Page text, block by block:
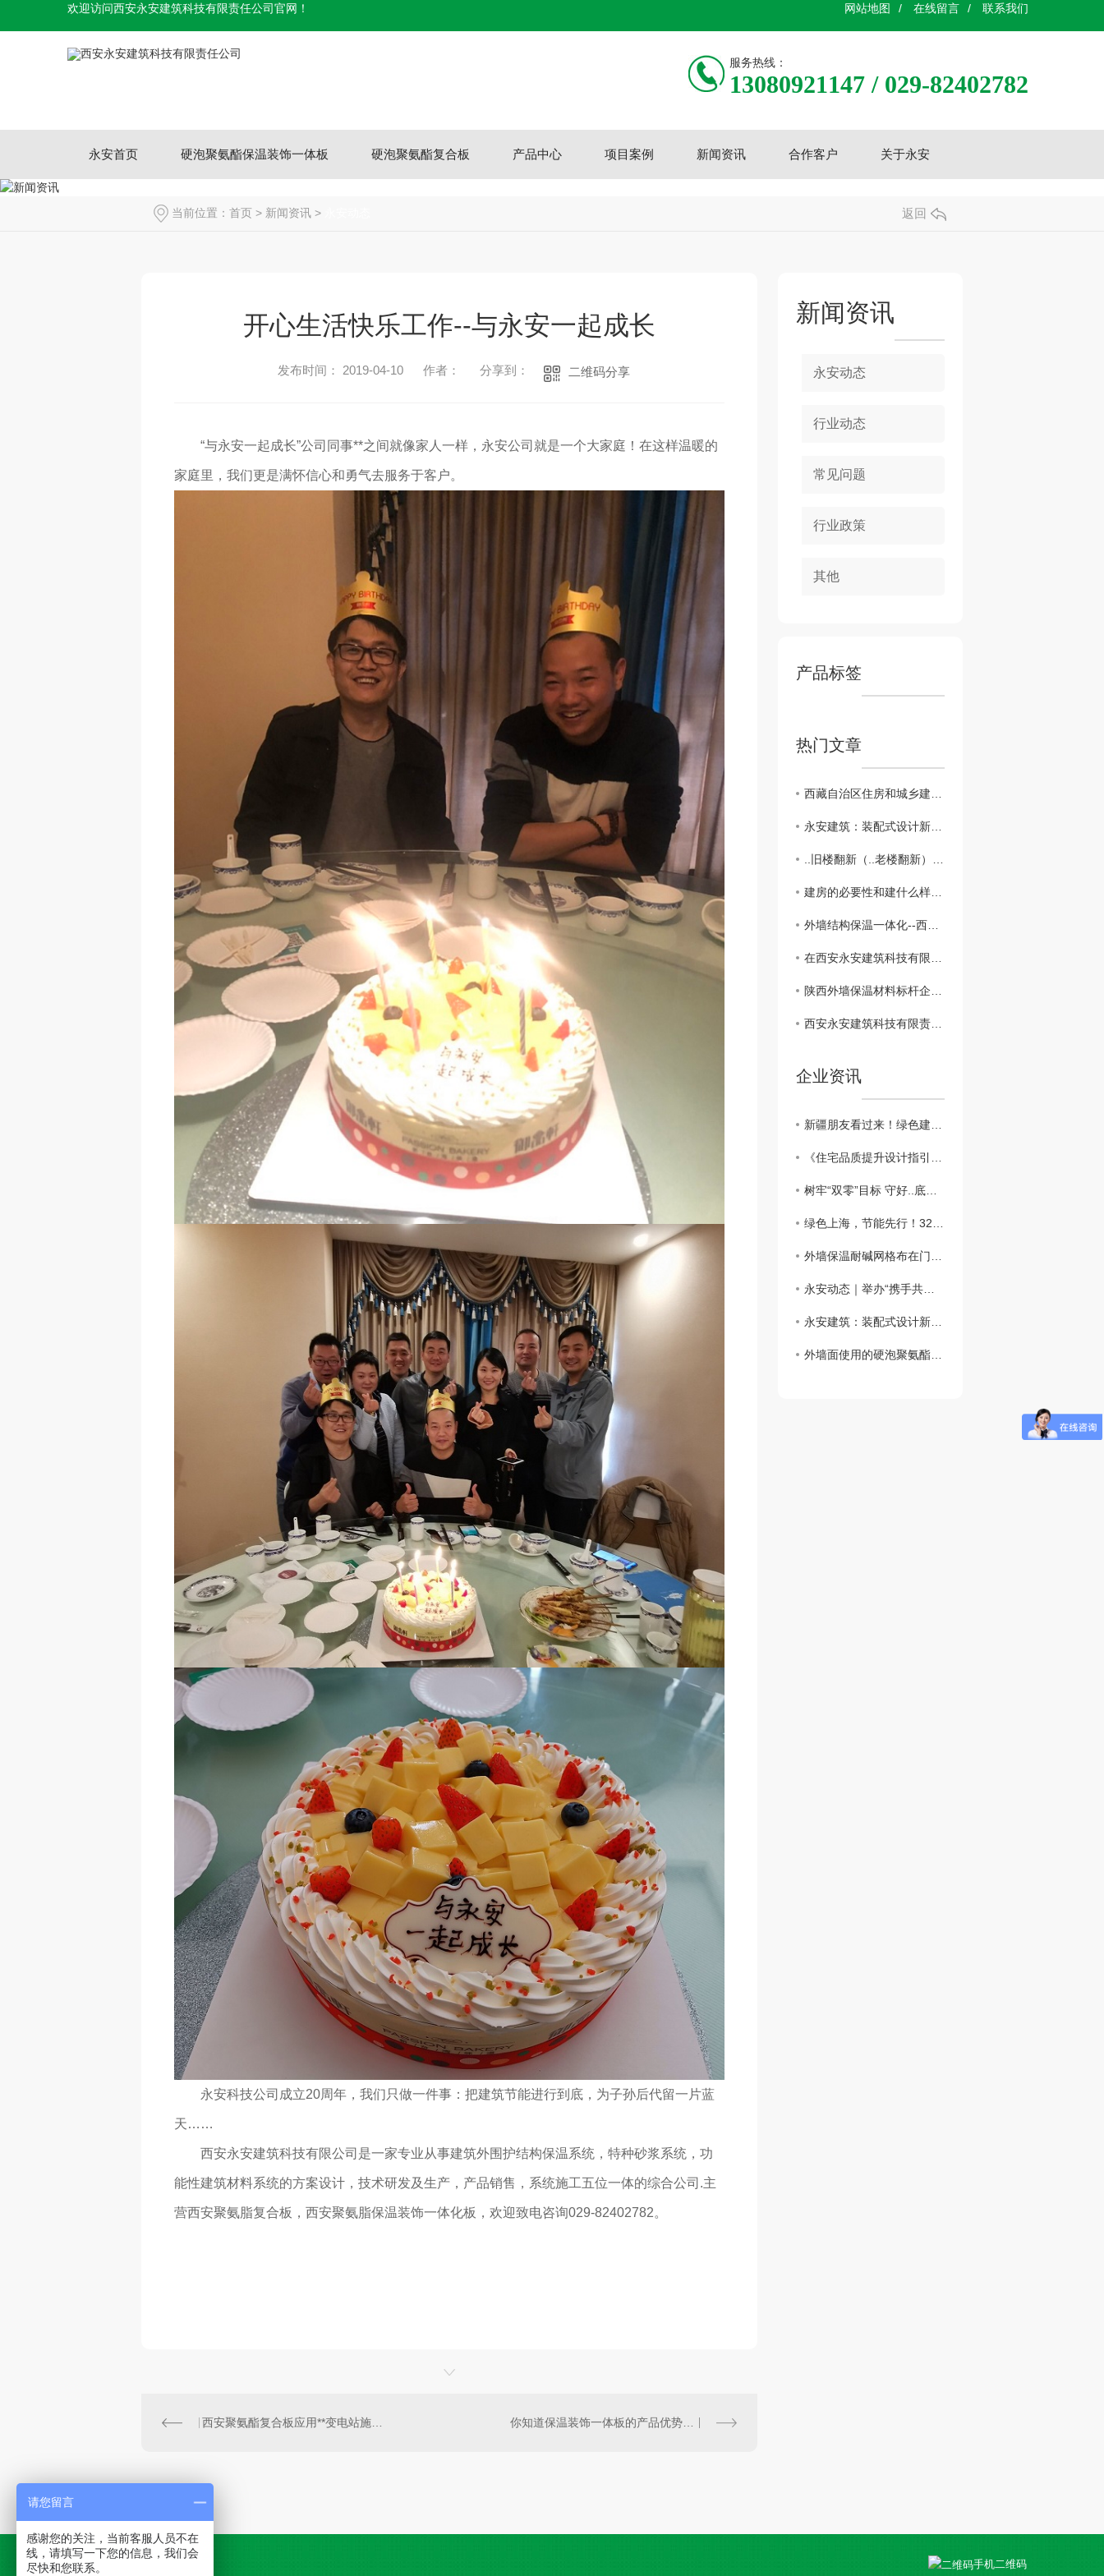
欢迎访问西安永安建筑科技有限责任公司官网！ 网站地图 / 在线留言 / 联系我们
服务热线：
13080921147 / 029-82402782
永安首页 硬泡聚氨酯保温装饰一体板 硬泡聚氨酯复合板 产品中心 项目案例 新闻资讯 合作客户 关于永安
当前位置： 首页 > 新闻资讯 > 返回
开心生活快乐工作--与永安一起成长
发布时间： 2019-04-10 作者： 分享到： 二维码分享
“与永安一起成长”公司同事**之间就像家人一样，永安公司就是一个大家庭！在这样温暖的
家庭里，我们更是满怀信心和勇气去服务于客户。
永安科技公司成立20周年，我们只做一件事：把建筑节能进行到底，为子孙后代留一片蓝
天……
西安永安建筑科技有限公司是一家专业从事建筑外围护结构保温系统，特种砂浆系统，功
能性建筑材料系统的方案设计，技术研发及生产，产品销售，系统施工五位一体的综合公司.主
营西安聚氨脂复合板，西安聚氨脂保温装饰一体化板，欢迎致电咨询029-82402782。
西安聚氨酯复合板应用**变电站施工流程及注意事项 你知道保温装饰一体板的产品优势吗？
新闻资讯
永安动态
行业动态
常见问题
行业政策
其他
产品标签
热门文章
西藏自治区住房和城乡建设厅推广应用绿色节能环保，为引资引技术提供便利！西安永安建筑科技有限责任公司把建筑节能进行到底！
永安建筑：装配式设计新突破，硬泡聚氨酯复合陶瓷薄板一体板方案，成本降低，施工效率高
..旧楼翻新（..老楼翻新）选择西安永安建筑科技有限责任公司
建房的必要性和建什么样的房子？西安永安建筑科技有限责任公司可以帮您设计加提供材料！
外墙结构保温一体化--西安永安建筑科技有限责任公司建筑保温与结构一体化技术
在西安永安建筑科技有限责任公司，总有一个项目喂饱过你的“位”，对上了你的眼
陕西外墙保温材料标杆企业：西安永安建筑科技有限责任公司 不凡！勇往直前！
西安永安建筑科技有限责任公司召开外墙保温材料研讨会
企业资讯
新疆朋友看过来！绿色建筑新篇章：外墙外保温助力新疆可持续发展
​《住宅品质提升设计指引》：鼓励按照近零能耗建筑建设
树牢“双零”目标 守好..底线，做好外墙保温工程
绿色上海，节能先行！3200万平方米建筑穿上“保温外衣”，外墙保温材料助力城市绿色发展
外墙保温耐碱网格布在门窗口翻包做法？？
永安动态｜举办“携手共进、关怀员工”主题活动
永安建筑：装配式设计新突破，硬泡聚氨酯复合陶瓷薄板一体板方案，成本降低，施工效率高
外墙面使用的硬泡聚氨酯复合陶瓷薄板一体板有何魅力？
手机二维码
请您留言
感谢您的关注，当前客服人员不在
线，请填写一下您的信息，我们会
尽快和您联系。